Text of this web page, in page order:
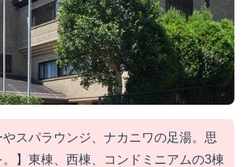
やスパラウンジ、ナカニワの足湯。思
】東棟、西棟、コンドミニアムの3棟